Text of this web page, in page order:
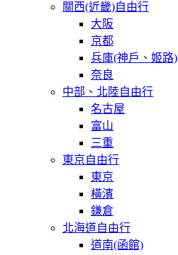
關西(近畿)自由行
大阪
京都
兵庫(神戶、姬路)
奈良
中部、北陸自由行
名古屋
富山
三重
東京自由行
東京
橫濱
鎌倉
北海道自由行
道南(函館)